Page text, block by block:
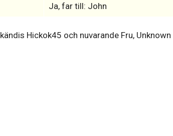
Ja, far till: John
Hickok45 och nuvarande Fru,